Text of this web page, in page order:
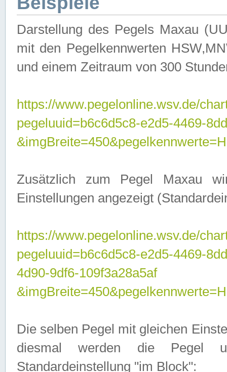
Darstellung des Pegels Maxau
mit den Pegelkennwerten
und einem Zeitraum von 300
https://www.pegelonline.wsv.de/
pegeluuid=b6c6d5c8-e2d5-4469-
Zusätzlich zum Pegel Maxau
Einstellungen angezeigt
https://www.pegelonline.wsv.de/
pegeluuid=b6c6d5c8-e2d5-4469-
4d90-9df6-109f3a28a5af
Die selben Pegel mit gleichen
diesmal werden die Pegel
Standardeinstellung "im Block":